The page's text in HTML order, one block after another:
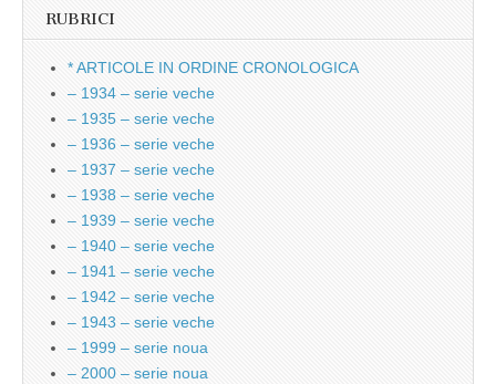
RUBRICI
* ARTICOLE IN ORDINE CRONOLOGICA
– 1934 – serie veche
– 1935 – serie veche
– 1936 – serie veche
– 1937 – serie veche
– 1938 – serie veche
– 1939 – serie veche
– 1940 – serie veche
– 1941 – serie veche
– 1942 – serie veche
– 1943 – serie veche
– 1999 – serie noua
– 2000 – serie noua